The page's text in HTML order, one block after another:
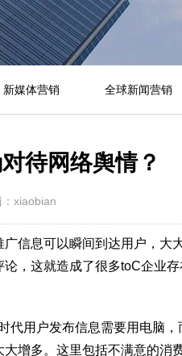
新媒体营销 全球新闻营销
待网络舆情？
：xiaobian
信息可以瞬间到达用户，大
，这就造成了很多toC企业
代用户发布信息需要用电脑
增多。这里包括不满意的消